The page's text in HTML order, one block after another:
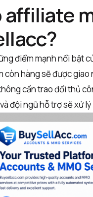
affiliate
điểm mạnh nổi bật
còn hàng sẽ được
cần trao đổi thủ
đội ngũ hỗ trợ sẽ xử